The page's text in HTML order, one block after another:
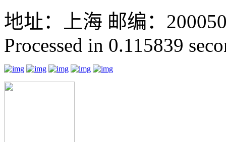
地址：上海 邮编：
Processed in 0.115839